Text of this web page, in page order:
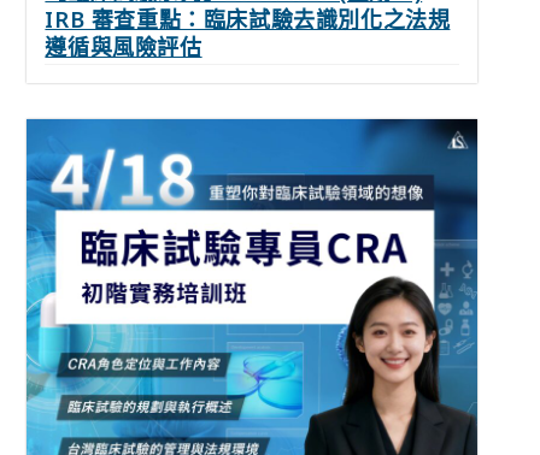
IRB 審查重點：臨床試驗去識別化之法規
遵循與風險評估